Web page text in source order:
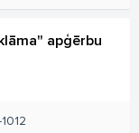
apģērbu